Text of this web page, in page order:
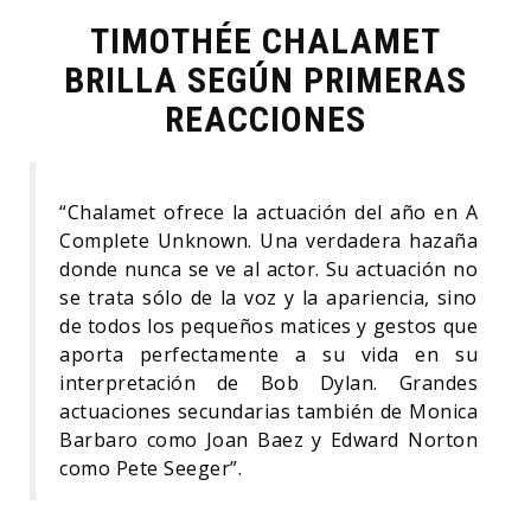
TIMOTHÉE CHALAMET
BRILLA SEGÚN PRIMERAS
REACCIONES
“Chalamet ofrece la actuación del año en A
Complete Unknown. Una verdadera hazaña
donde nunca se ve al actor. Su actuación no
se trata sólo de la voz y la apariencia, sino
de todos los pequeños matices y gestos que
aporta perfectamente a su vida en su
interpretación de Bob Dylan. Grandes
actuaciones secundarias también de Monica
Barbaro como Joan Baez y Edward Norton
como Pete Seeger”.